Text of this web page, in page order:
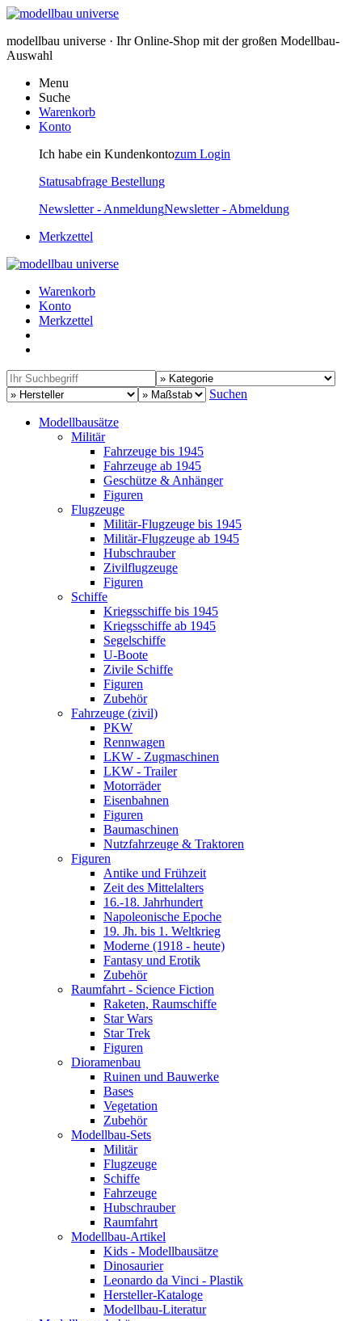
modellbau universe · Ihr Online-Shop mit der großen Modellbau-
Auswahl
Menu
Suche
Warenkorb
Konto
Ich habe ein Kundenkontozum Login
Statusabfrage Bestellung
Newsletter - AnmeldungNewsletter - Abmeldung
Merkzettel
Warenkorb
Konto
Merkzettel
Suchen
Modellbausätze
Militär
Fahrzeuge bis 1945
Fahrzeuge ab 1945
Geschütze & Anhänger
Figuren
Flugzeuge
Militär-Flugzeuge bis 1945
Militär-Flugzeuge ab 1945
Hubschrauber
Zivilflugzeuge
Figuren
Schiffe
Kriegsschiffe bis 1945
Kriegsschiffe ab 1945
Segelschiffe
U-Boote
Zivile Schiffe
Figuren
Zubehör
Fahrzeuge (zivil)
PKW
Rennwagen
LKW - Zugmaschinen
LKW - Trailer
Motorräder
Eisenbahnen
Figuren
Baumaschinen
Nutzfahrzeuge & Traktoren
Figuren
Antike und Frühzeit
Zeit des Mittelalters
16.-18. Jahrhundert
Napoleonische Epoche
19. Jh. bis 1. Weltkrieg
Moderne (1918 - heute)
Fantasy und Erotik
Zubehör
Raumfahrt - Science Fiction
Raketen, Raumschiffe
Star Wars
Star Trek
Figuren
Dioramenbau
Ruinen und Bauwerke
Bases
Vegetation
Zubehör
Modellbau-Sets
Militär
Flugzeuge
Schiffe
Fahrzeuge
Hubschrauber
Raumfahrt
Modellbau-Artikel
Kids - Modellbausätze
Dinosaurier
Leonardo da Vinci - Plastik
Hersteller-Kataloge
Modellbau-Literatur